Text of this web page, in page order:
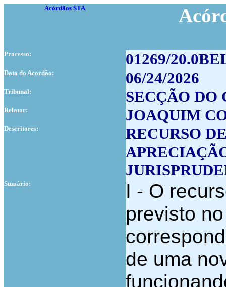
Acórdãos STA
Processo: 01269/
Data do Acordão: 06/24/2026
Tribunal: SECÇÃO DO
Relator: JOAQUIM
Descritores:
RECURSO
Sumário:
I - O
previsto
de uma